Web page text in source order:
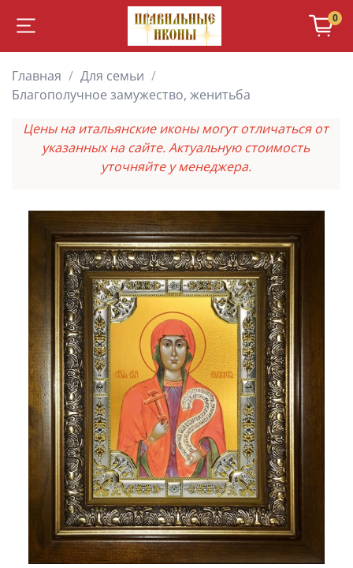
0
Главная
Для семьи
Благополучное замужество, женитьба
Цены на итальянские иконы могут отличаться от
указанных на сайте. Актуальную стоимость
уточняйте у менеджера.